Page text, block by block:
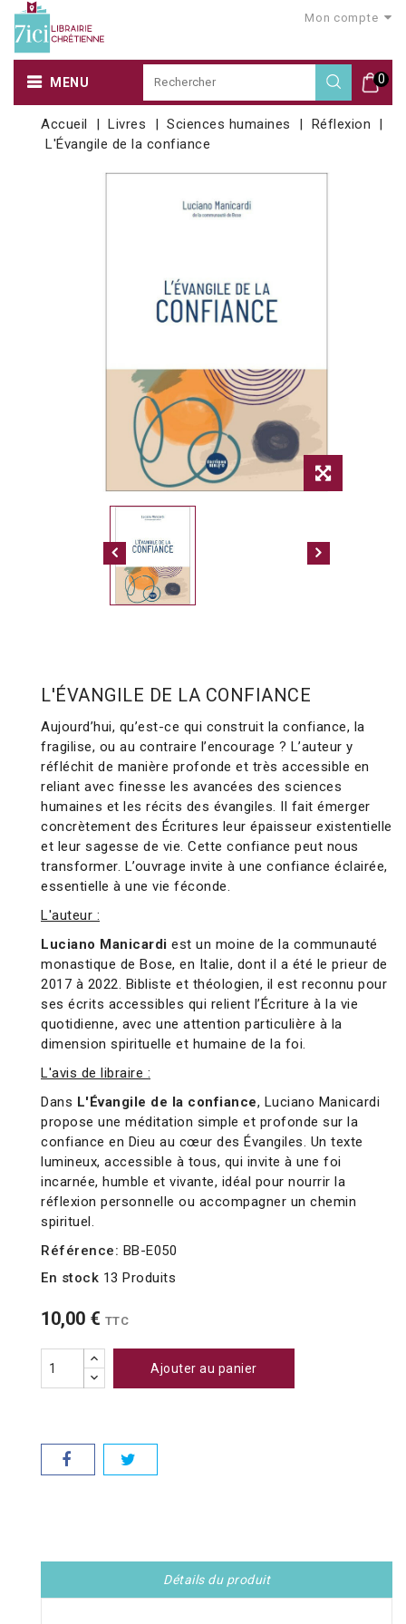
Mon compte
0
MENU
Accueil Livres Sciences humaines
Réflexion
L'Évangile de la confiance
L'ÉVANGILE DE LA CONFIANCE
Aujourd’hui, qu’est-ce qui construit la confiance, la
fragilise, ou au contraire l’encourage ? L’auteur y
réfléchit de manière profonde et très accessible en
reliant avec finesse les avancées des sciences
humaines et les récits des évangiles. Il fait émerger
concrètement des Écritures leur épaisseur existentielle
et leur sagesse de vie. Cette confiance peut nous
transformer. L’ouvrage invite à une confiance éclairée,
essentielle à une vie féconde.
L'auteur :
Luciano Manicardi est un moine de la communauté
monastique de Bose, en Italie, dont il a été le prieur de
2017 à 2022. Bibliste et théologien, il est reconnu pour
ses écrits accessibles qui relient l’Écriture à la vie
quotidienne, avec une attention particulière à la
dimension spirituelle et humaine de la foi.
L'avis de libraire :
Dans L'Évangile de la confiance, Luciano Manicardi
propose une méditation simple et profonde sur la
confiance en Dieu au cœur des Évangiles. Un texte
lumineux, accessible à tous, qui invite à une foi
incarnée, humble et vivante, idéal pour nourrir la
réflexion personnelle ou accompagner un chemin
spirituel.
Référence: BB-E050
En stock 13 Produits
10,00 € TTC
Ajouter au panier
Détails du produit